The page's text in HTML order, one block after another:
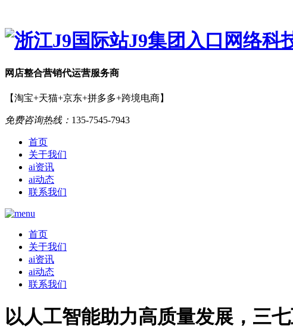
网店整合营销代运营服务商
【淘宝+天猫+京东+拼多多+跨境电商】
免费咨询热线： 135-7545-7943
首页
关于我们
ai资讯
ai动态
联系我们
首页
关于我们
ai资讯
ai动态
联系我们
以人工智能助力高质量发展，三